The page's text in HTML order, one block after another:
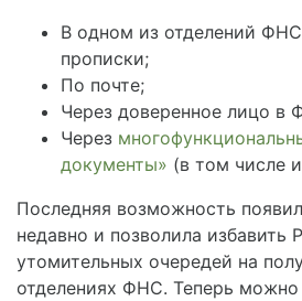
В одном из отделений
прописки;
По почте;
Через доверенное лицо в
Через
документы» (в том числе
Последняя возможность
недавно и позволила избавить
утомительных очередей на
отделениях ФНС. Теперь